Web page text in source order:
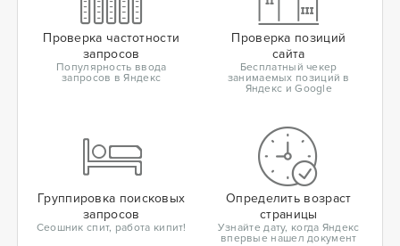
Проверка частотности
запросов
Популярность ввода
запросов в Яндекс
Проверка позиций
сайта
Бесплатный чекер
занимаемых позиций в
Яндекс и Google
Группировка поисковых
запросов
Сеошник спит, работа кипит!
Определить возраст
страницы
Узнайте дату, когда Яндекс
впервые нашел документ